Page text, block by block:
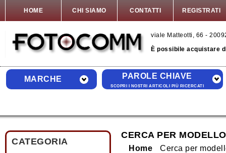
HOME CHI SIAMO CONTATTI REGISTRATI
viale Matteotti, 66 -
È possibile acquistare
MARCHE PAROLE CHIAVE
SCOPRI I NOSTRI ARTICOLI PIÙ RICERCATI
CATEGORIA
CERCA PER
Home Cerca per